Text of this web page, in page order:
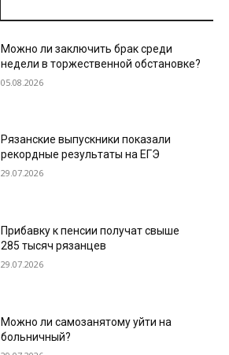
Можно ли заключить брак среди
недели в торжественной обстановке?
05.08.2026
Рязанские выпускники показали
рекордные результаты на ЕГЭ
29.07.2026
Прибавку к пенсии получат свыше
285 тысяч рязанцев
29.07.2026
Можно ли самозанятому уйти на
больничный?